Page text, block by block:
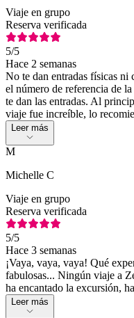
Viaje en grupo
Reserva verificada
5/5
Hace 2 semanas
No te dan entradas físicas ni
el número de referencia de
te dan las entradas. Al
viaje fue increíble, lo
Leer más
M
Michelle C
Viaje en grupo
Reserva verificada
5/5
Hace 3 semanas
¡Vaya, vaya, vaya! Qué
fabulosas... Ningún viaje a
ha encantado la excursión,
Leer más